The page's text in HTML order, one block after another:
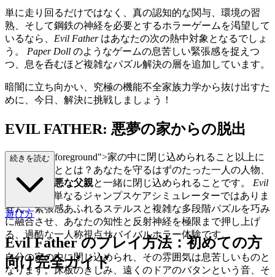
単に走り回るだけではなく、真の認知的な関与、環境の習
熟、そして鋼鉄の神経を必要とするホラーゲームを渇望して
いるなら、 Evil Fatherはあなたの次の熱中対象となるでしょ
う。 Paper Doll のようなゲームの息苦しい緊張感を捉えつ
つ、息を呑むほど複雑なパズル解決の層を追加しています。
暗闇に立ち向かい、究極の機能不全家族力学から抜け出すた
めに、今日、解決に挑戦しましょう！
EVIL FATHER: 悪夢の家からの脱出
="mb-4 text-foreground">家の中に閉じ込められること以上に
恐ろしいこととは？あなたを守るはずのたった一人の人物、
あなたの 邪悪な父親と一緒に閉じ込められることです。 Evil
Father は、単なるジャンプスケアシミュレーターではありま
せん。緊張感あふれるステルスと複雑な多段階パズルを巧み
に融合させ、あなたの知性と反射神経を極限まで押し上げ
る、過酷な一人称視点サバイバルホラー体験です。
自分の家の中に閉じ込められ、その雰囲気は息苦しいものと
なります。床板のきしみ、遠くのドアのバタンという音、そ
続きを読む
遊び方
Evil Father のプレイ方法：初めての方
向け完全ガイド